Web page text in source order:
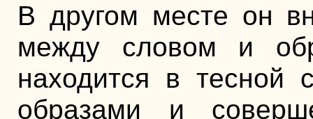
В другом месте он
между словом и
находится в
образами и